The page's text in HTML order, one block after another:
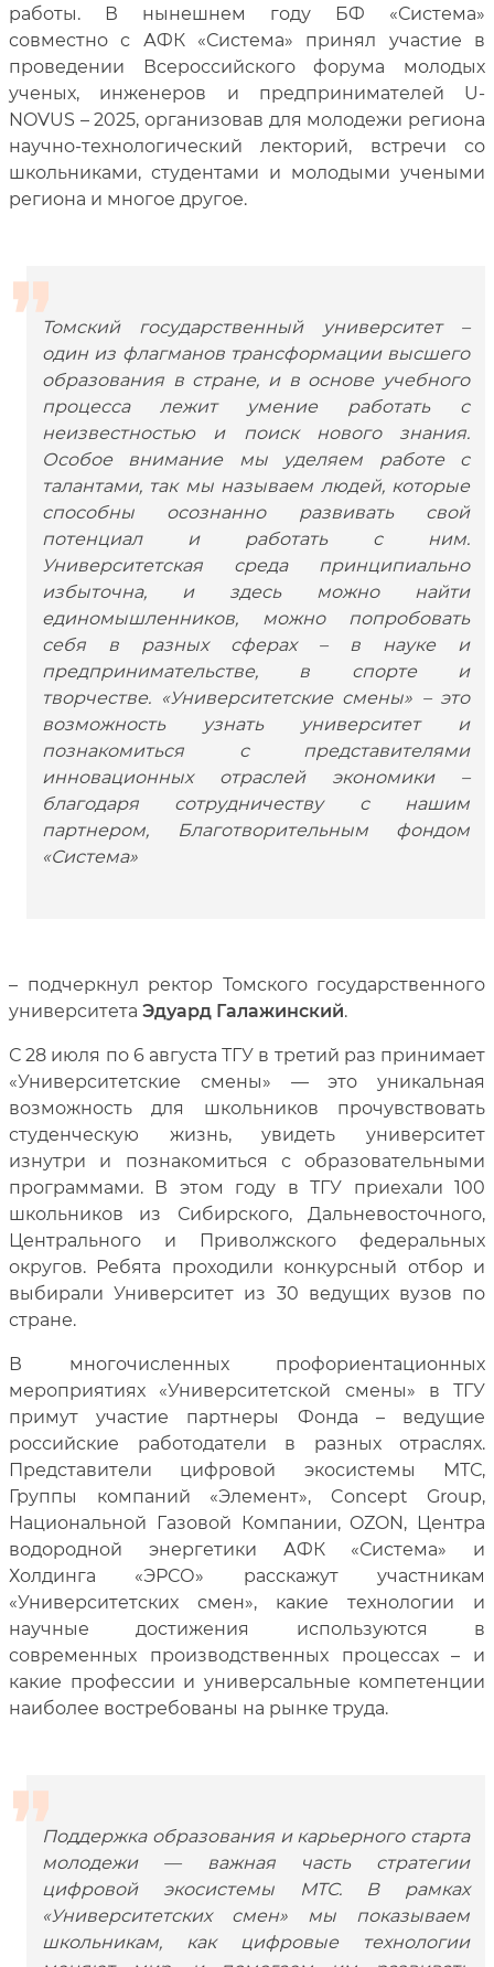
работы. В нынешнем году БФ «Система»
совместно с АФК «Система» принял участие в
проведении Всероссийского форума молодых
ученых, инженеров и предпринимателей U-
NOVUS – 2025, организовав для молодежи региона
научно-технологический лекторий, встречи со
школьниками, студентами и молодыми учеными
региона и многое другое.
Томский государственный университет –
один из флагманов трансформации высшего
образования в стране, и в основе учебного
процесса лежит умение работать с
неизвестностью и поиск нового знания.
Особое внимание мы уделяем работе с
талантами, так мы называем людей, которые
способны осознанно развивать свой
потенциал и работать с ним.
Университетская среда принципиально
избыточна, и здесь можно найти
единомышленников, можно попробовать
себя в разных сферах – в науке и
предпринимательстве, в спорте и
творчестве. «Университетские смены» – это
возможность узнать университет и
познакомиться с представителями
инновационных отраслей экономики –
благодаря сотрудничеству с нашим
партнером, Благотворительным фондом
«Система»
– подчеркнул ректор Томского государственного
университета Эдуард Галажинский.
С 28 июля по 6 августа ТГУ в третий раз принимает
«Университетские смены» — это уникальная
возможность для школьников прочувствовать
студенческую жизнь, увидеть университет
изнутри и познакомиться с образовательными
программами. В этом году в ТГУ приехали 100
школьников из Сибирского, Дальневосточного,
Центрального и Приволжского федеральных
округов. Ребята проходили конкурсный отбор и
выбирали Университет из 30 ведущих вузов по
стране.
В многочисленных профориентационных
мероприятиях «Университетской смены» в ТГУ
примут участие партнеры Фонда – ведущие
российские работодатели в разных отраслях.
Представители цифровой экосистемы МТС,
Группы компаний «Элемент», Concept Group,
Национальной Газовой Компании, OZON, Центра
водородной энергетики АФК «Система» и
Холдинга «ЭРСО» расскажут участникам
«Университетских смен», какие технологии и
научные достижения используются в
современных производственных процессах – и
какие профессии и универсальные компетенции
наиболее востребованы на рынке труда.
Поддержка образования и карьерного старта
молодежи — важная часть стратегии
цифровой экосистемы МТС. В рамках
«Университетских смен» мы показываем
школьникам, как цифровые технологии